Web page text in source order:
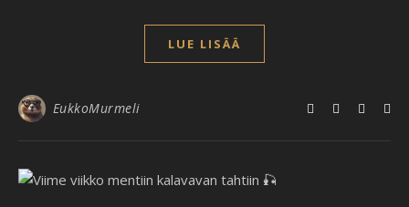
LUE LISÄÄ
EukkoMurmeli